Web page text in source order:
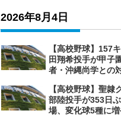
2026年8月4日
【高校野球】157
田翔希投手が甲子
者・沖縄尚学との
【高校野球】聖隷
部陸投手が353日
場、変化球5種に